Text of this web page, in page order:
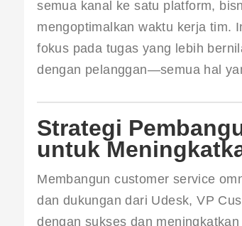
semua kanal ke satu platform,
mengoptimalkan waktu kerja tim.
fokus pada tugas yang lebih
dengan pelanggan—semua hal
Strategi
untuk
Membangun customer service
dan dukungan dari Udesk, VP
dengan sukses dan